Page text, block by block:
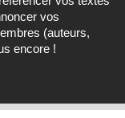
vos
(auteurs,
encore !